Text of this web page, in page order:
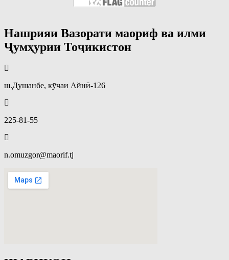
Нашрияи Вазорати маориф ва илми
Ҷумҳурии Тоҷикистон
ш.Душанбе, кӯчаи Айнӣ-126
225-81-55
n.omuzgor@maorif.tj